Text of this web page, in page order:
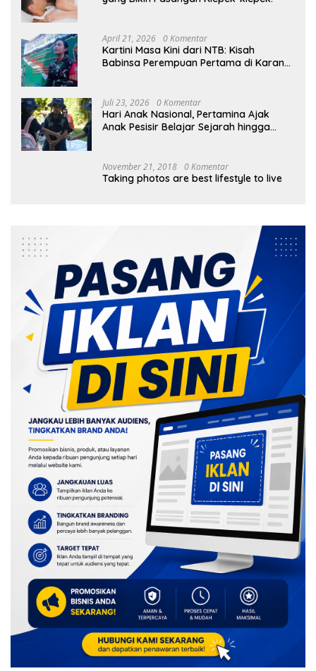
April 21, 2026 0 Komentar
Kartini Masa Kini dari NTB: Kisah
Babinsa Perempuan Pertama di Karang
Juli 23, 2026 0 Komentar
Hari Anak Nasional, Pertamina Ajak
Anak Pesisir Belajar Sejarah hingga
November 21, 2018 0 Komentar
Taking photos are best lifestyle to live